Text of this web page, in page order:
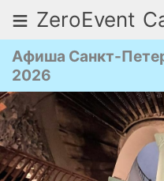
≡ ZeroEvent
Афиша Санкт-
2026